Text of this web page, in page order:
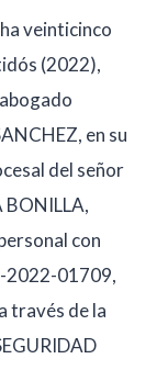
veinticinco
(2022),
en su
del señor
BONILLA,
con
2022-01709,
través de la